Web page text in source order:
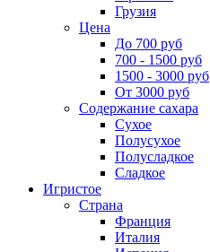
Грузия
Цена
До 700 руб
700 - 1500 руб
1500 - 3000 руб
От 3000 руб
Содержание сахара
Сухое
Полусухое
Полусладкое
Сладкое
Игристое
Страна
Франция
Италия